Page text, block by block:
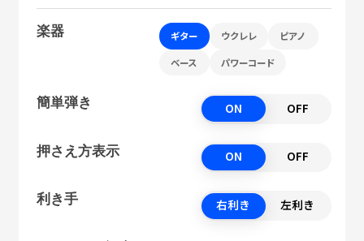
楽器 ギター ウクレレ ピアノ
ベース パワーコード
簡単弾き ON OFF
押さえ方表示 ON OFF
利き手 右利き 左利き